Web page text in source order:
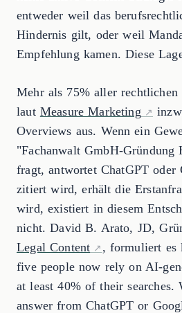
entweder weil das
Hindernis gilt, oder weil
Empfehlung kamen. Diese
Mehr als 75% aller rechtlichen
laut Measure Marketing
Overviews aus. Wenn ein
"Fachanwalt GmbH-Gründung
fragt, antwortet ChatGPT oder
zitiert wird, erhält die
wird, existiert in diesem
nicht. David B. Arato, JD,
Legal Content
, formuliert es
five people now rely on AI-
at least 40% of their searches.
answer from ChatGPT or